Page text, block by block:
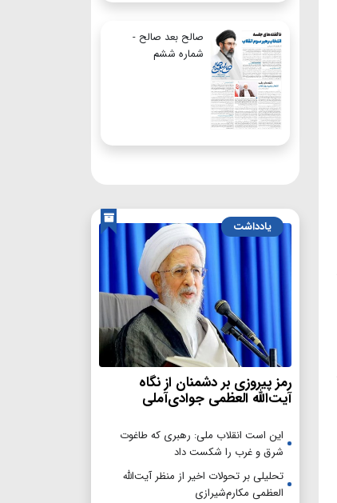
صالح بعد صالح -
شماره ششم
یادداشت
رمز پیروزی بر دشمنان از نگاه
آیت‌الله العظمی جوادی‌آملی
این است انقلاب ملی: رهبری که طاغوت
شرق و غرب را شکست داد
تحلیلی بر تحولات اخیر از منظر آیت‌الله
العظمی مکارم‌شیرازی